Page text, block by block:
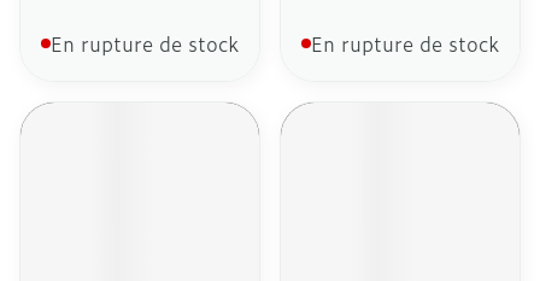
En rupture de stock En rupture de stock